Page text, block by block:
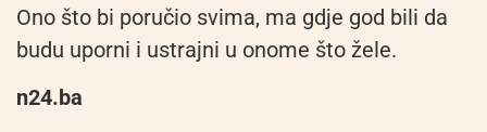
Ono što bi poručio svima, ma gdje god bili da
budu uporni i ustrajni u onome što žele.
n24.ba